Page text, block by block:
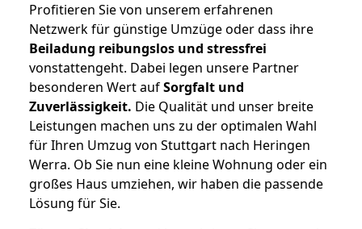
Profitieren Sie von unserem erfahrenen
Netzwerk für günstige Umzüge oder dass ihre
Beiladung reibungslos und stressfrei
vonstattengeht. Dabei legen unsere Partner
besonderen Wert aufSorgfalt und
Zuverlässigkeit. Die Qualität und unser breite
Leistungen machen uns zu der optimalen Wahl
für Ihren Umzug von Stuttgart nach Heringen
Werra. Ob Sie nun eine kleine Wohnung oder ein
großes Haus umziehen, wir haben die passende
Lösung für Sie.